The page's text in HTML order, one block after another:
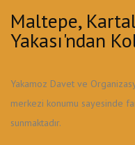
Maltepe,
Yakası'ndan
Yakamoz Davet ve
merkezi konumu sayesinde
sunmaktadır.